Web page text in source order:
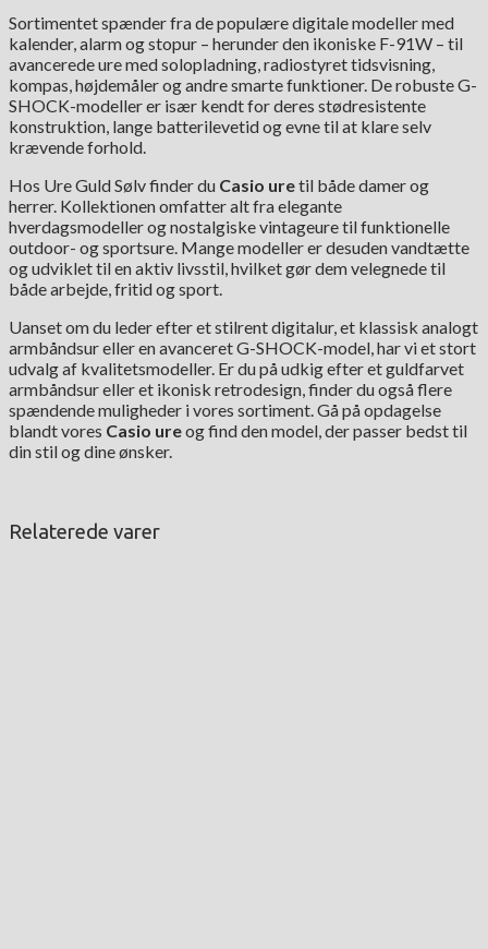
Sortimentet spænder fra de populære digitale modeller med
kalender, alarm og stopur – herunder den ikoniske F-91W – til
avancerede ure med solopladning, radiostyret tidsvisning,
kompas, højdemåler og andre smarte funktioner. De robuste G-
SHOCK-modeller er især kendt for deres stødresistente
konstruktion, lange batterilevetid og evne til at klare selv
krævende forhold.
Hos Ure Guld Sølv finder du Casio uretil både damer og
herrer. Kollektionen omfatter alt fra elegante
hverdagsmodeller og nostalgiske vintageure til funktionelle
outdoor- og sportsure. Mange modeller er desuden vandtætte
og udviklet til en aktiv livsstil, hvilket gør dem velegnede til
både arbejde, fritid og sport.
Uanset om du leder efter et stilrent digitalur, et klassisk analogt
armbåndsur eller en avanceret G-SHOCK-model, har vi et stort
udvalg af kvalitetsmodeller. Er du på udkig efter et guldfarvet
armbåndsur eller et ikonisk retrodesign, finder du også flere
spændende muligheder i vores sortiment. Gå på opdagelse
blandt vores Casio ureog find den model, der passer bedst til
din stil og dine ønsker.
Relaterede varer